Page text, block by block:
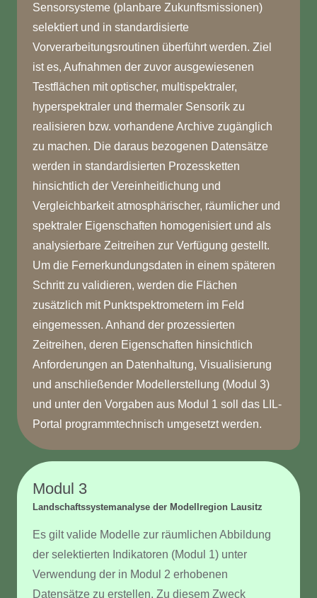
Sensorsysteme (planbare Zukunftsmissionen)
selektiert und in standardisierte
Vorverarbeitungsroutinen überführt werden. Ziel
ist es, Aufnahmen der zuvor ausgewiesenen
Testflächen mit optischer, multispektraler,
hyperspektraler und thermaler Sensorik zu
realisieren bzw. vorhandene Archive zugänglich
zu machen. Die daraus bezogenen Datensätze
werden in standardisierten Prozessketten
hinsichtlich der Vereinheitlichung und
Vergleichbarkeit atmosphärischer, räumlicher und
spektraler Eigenschaften homogenisiert und als
analysierbare Zeitreihen zur Verfügung gestellt.
Um die Fernerkundungsdaten in einem späteren
Schritt zu validieren, werden die Flächen
zusätzlich mit Punktspektrometern im Feld
eingemessen. Anhand der prozessierten
Zeitreihen, deren Eigenschaften hinsichtlich
Anforderungen an Datenhaltung, Visualisierung
und anschließender Modellerstellung (Modul 3)
und unter den Vorgaben aus Modul 1 soll das LIL-
Portal programmtechnisch umgesetzt werden.
Modul 3
Landschaftssystemanalyse der Modellregion Lausitz
Es gilt valide Modelle zur räumlichen Abbildung
der selektierten Indikatoren (Modul 1) unter
Verwendung der in Modul 2 erhobenen
Datensätze zu erstellen. Zu diesem Zweck